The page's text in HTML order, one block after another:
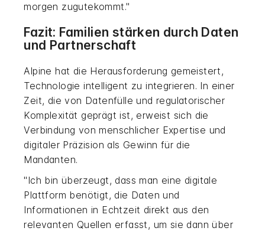
morgen zugutekommt."
Fazit: Familien stärken durch Daten
und Partnerschaft
Alpine hat die Herausforderung gemeistert,
Technologie intelligent zu integrieren. In einer
Zeit, die von Datenfülle und regulatorischer
Komplexität geprägt ist, erweist sich die
Verbindung von menschlicher Expertise und
digitaler Präzision als Gewinn für die
Mandanten.
"Ich bin überzeugt, dass man eine digitale
Plattform benötigt, die Daten und
Informationen in Echtzeit direkt aus den
relevanten Quellen erfasst, um sie dann über